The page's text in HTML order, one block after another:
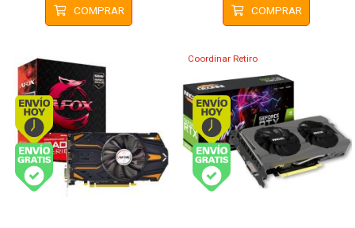
COMPRAR COMPRAR
Envío hoy. Comprando antes de 13Hs.
Envío gratis (Ver Envíos y Pagos)
Coordinar Retiro
Envío hoy.
Envío gratis (Ver